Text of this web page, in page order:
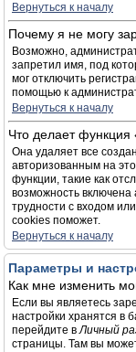
Вернуться к началу
Почему я не могу
Возможно,
запретил имя, под
мог отключить
помощью к
Вернуться к началу
Что делает
Она удаляет все
авторизованным на
функции, такие как
возможность
трудности с входом
cookies поможет.
Вернуться к началу
Параметры и
Как мне изменить
Если вы являетесь
настройки хранятся в
перейдите вЛичный
страницы. Там вы